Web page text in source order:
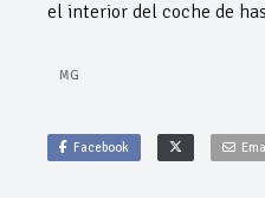
el interior del coche de
MG
Facebook